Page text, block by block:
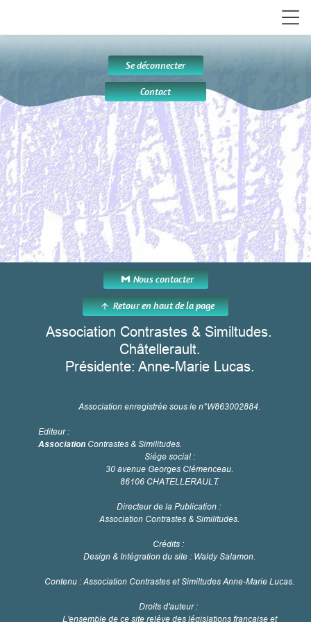
Se déconnecter
Contact
Nous contacter
arrow_upward Retour en haut de la page
Association Contrastes & Similtudes.
Châtellerault.
Présidente: Anne-Marie Lucas.
Association enregistrée sous le n°W863002884.
Editeur :
Association Contrastes & Similitudes.
Siège social :
30 avenue Georges Clémenceau.
86106 CHATELLERAULT.
Directeur de la Publication :
Association Contrastes & Similitudes.
Crédits :
Design & Intégration du site : Waldy Salamon.
Contenu : Association Contrastes et Similtudes Anne-Marie Lucas.
Droits d'auteur :
L'ensemble de ce site relève des législations française et